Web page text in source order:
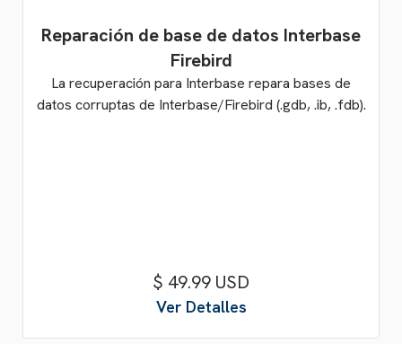
Reparación de base de datos Interbase
Firebird
La recuperación para Interbase repara bases de
datos corruptas de Interbase/Firebird (.gdb, .ib, .fdb).
$ 49.99 USD
Ver Detalles